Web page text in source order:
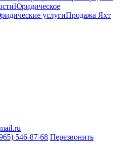
Юридическое
услугиПродажа Яхт
546-87-68 Перезвонить